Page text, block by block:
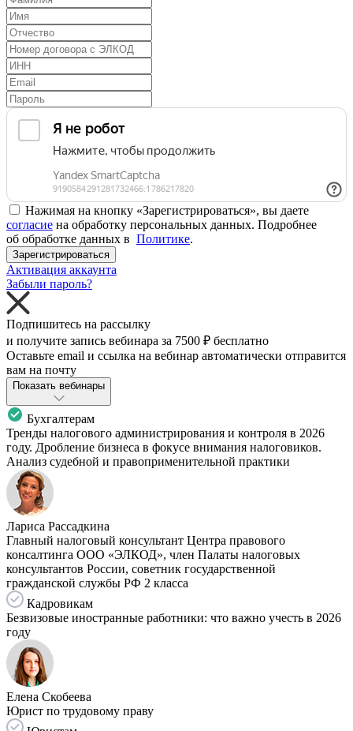
Нажимая на кнопку «Зарегистрироваться», вы даете
согласие на обработку персональных данных. Подробнее
об обработке данных в Политике.
Зарегистрироваться
Активация аккаунта
Забыли пароль?
Подпишитесь на рассылку
и получите запись вебинара за 7500 ₽ бесплатно
Оставьте email и ссылка на вебинар автоматически отправится
вам на почту
Показать вебинары
Бухгалтерам
Тренды налогового администрирования и контроля в 2026
году. Дробление бизнеса в фокусе внимания налоговиков.
Анализ судебной и правоприменительной практики
Лариса Рассадкина
Главный налоговый консультант Центра правового
консалтинга ООО «ЭЛКОД», член Палаты налоговых
консультантов России, советник государственной
гражданской службы РФ 2 класса
Кадровикам
Безвизовые иностранные работники: что важно учесть в 2026
году
Елена Скобеева
Юрист по трудовому праву